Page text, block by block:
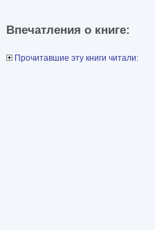
Впечатления о книге:
Прочитавшие эту книги читали: